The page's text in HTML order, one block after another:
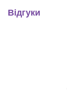
Відгуки